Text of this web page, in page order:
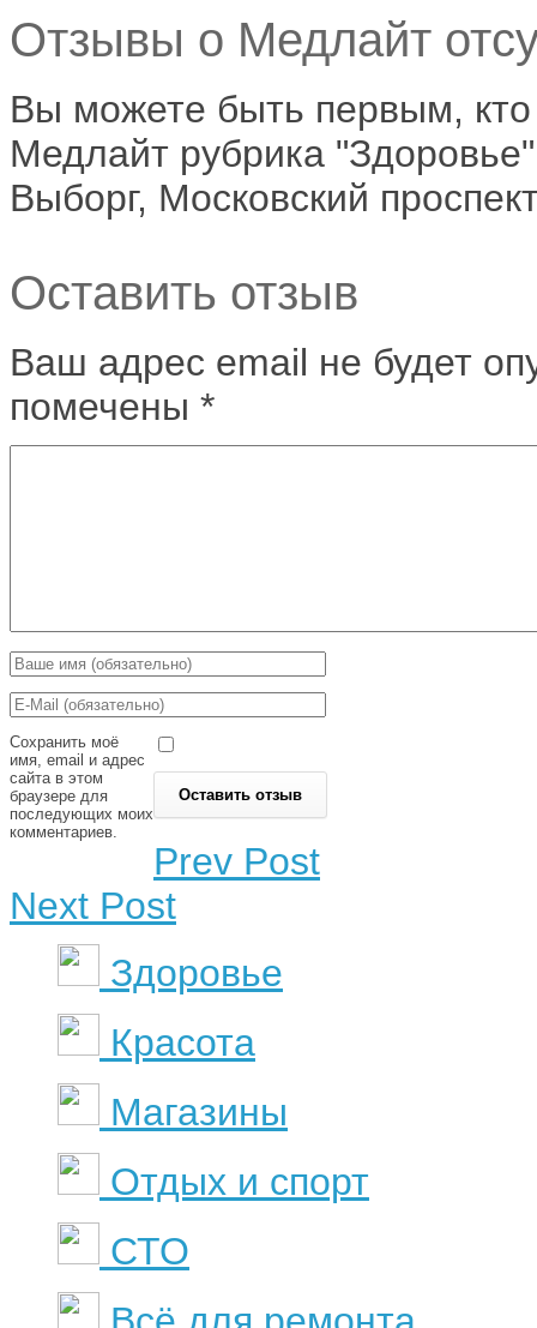
Отзывы о Медлайт
Вы можете быть первым,
Медлайт рубрика
Выборг, Московский
Оставить отзыв
Ваш адрес email не будет
помечены *
Сохранить моё
имя, email и адрес
сайта в этом
браузере для
последующих моих
комментариев.
Prev Post
Next Post
Здоровье
Красота
Магазины
Отдых и спорт
СТО